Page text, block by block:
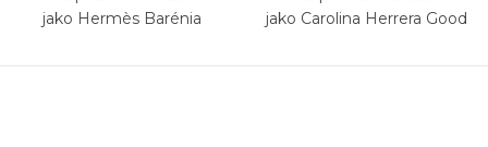
jako Hermès Barénia
jako Carolina Herrera Good